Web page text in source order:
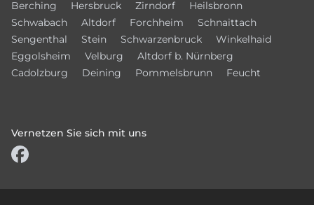
Berching
Hersbruck Zirndorf
Heilsbronn
Schwabach
Altdorf Forchheim
Schnaittach
Sengenthal
Stein Schwarzenbruck
Winkelhaid
Eggolsheim
Velburg
Altdorf b. Nürnberg
Cadolzburg
Deining Pommelsbrunn Feucht
Vernetzen Sie sich mit uns